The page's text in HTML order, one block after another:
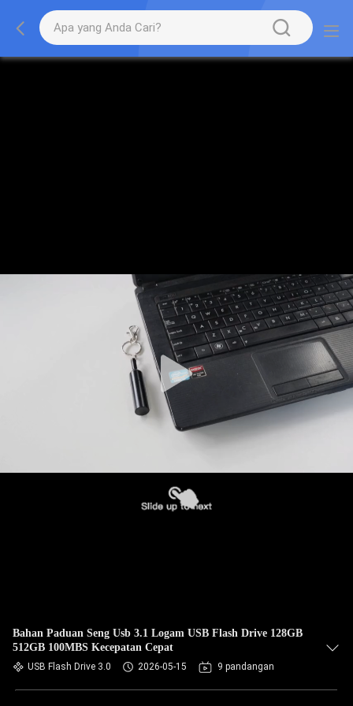
Bahan Paduan Seng Usb 3.1 Logam USB Flash Drive 128GB
512GB 100MBS Kecepatan Cepat
USB Flash Drive 3.0 2026-05-15 9 pandangan